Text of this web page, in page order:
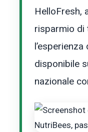
HelloFresh,
risparmio di
disponibile
nazionale